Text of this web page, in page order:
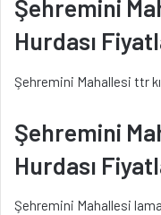
Şehremini
Hurdası
Şehremini Mahallesi ttr
Şehremini
Hurdası
Şehremini Mahallesi